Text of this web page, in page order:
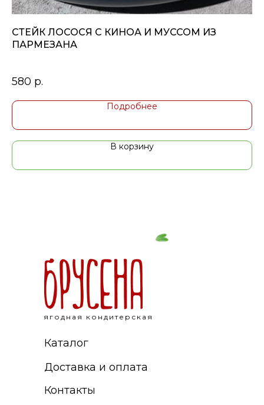
СТЕЙК ЛОСОСЯ С КИНОА И МУССОМ ИЗ
ПАРМЕЗАНА
580 р.
Подробнее
В корзину
ягодная кондитерская
Каталог
Доставка и оплата
Контакты